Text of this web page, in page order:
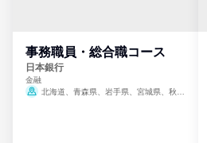
事務職員・総合職コース
日本銀行
金融
北海道、青森県、岩手県、宮城県、秋田